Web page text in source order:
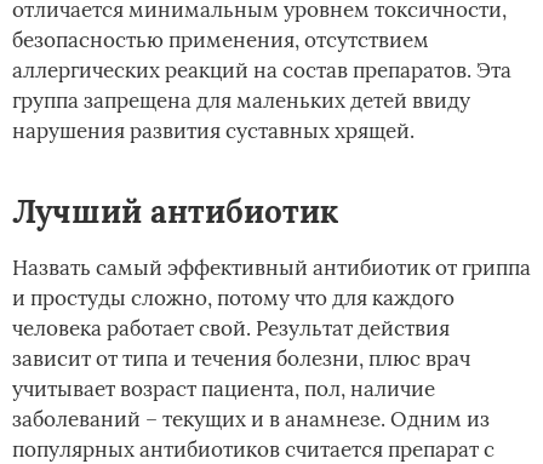
отличается минимальным уровнем токсичности,
безопасностью применения, отсутствием
аллергических реакций на состав препаратов. Эта
группа запрещена для маленьких детей ввиду
нарушения развития суставных хрящей.
Лучший антибиотик
Назвать самый эффективный антибиотик от гриппа
и простуды сложно, потому что для каждого
человека работает свой. Результат действия
зависит от типа и течения болезни, плюс врач
учитывает возраст пациента, пол, наличие
заболеваний – текущих и в анамнезе. Одним из
популярных антибиотиков считается препарат с